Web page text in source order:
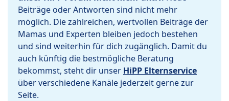
Beiträge oder Antworten sind nicht mehr
möglich. Die zahlreichen, wertvollen Beiträge der
Mamas und Experten bleiben jedoch bestehen
und sind weiterhin für dich zugänglich. Damit du
auch künftig die bestmögliche Beratung
bekommst, steht dir unser HiPP Elternservice
über verschiedene Kanäle jederzeit gerne zur
Seite.